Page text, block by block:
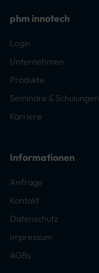
phm innotech
Login
Unternehmen
Produkte
Seminare & Schulungen
Karriere
Informationen
Anfrage
Kontakt
Datenschutz
Impressum
AGBs